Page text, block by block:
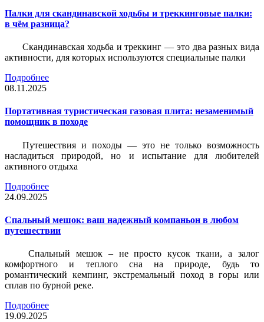
Палки для скандинавской ходьбы и треккинговые палки:
в чём разница?
Скандинавская ходьба и треккинг — это два разных вида
активности, для которых используются специальные палки
Подробнее
08.11.2025
Портативная туристическая газовая плита: незаменимый
помощник в походе
Путешествия и походы — это не только возможность
насладиться природой, но и испытание для любителей
активного отдыха
Подробнее
24.09.2025
Спальный мешок: ваш надежный компаньон в любом
путешествии
Спальный мешок – не просто кусок ткани, а залог
комфортного и теплого сна на природе, будь то
романтический кемпинг, экстремальный поход в горы или
сплав по бурной реке.
Подробнее
19.09.2025